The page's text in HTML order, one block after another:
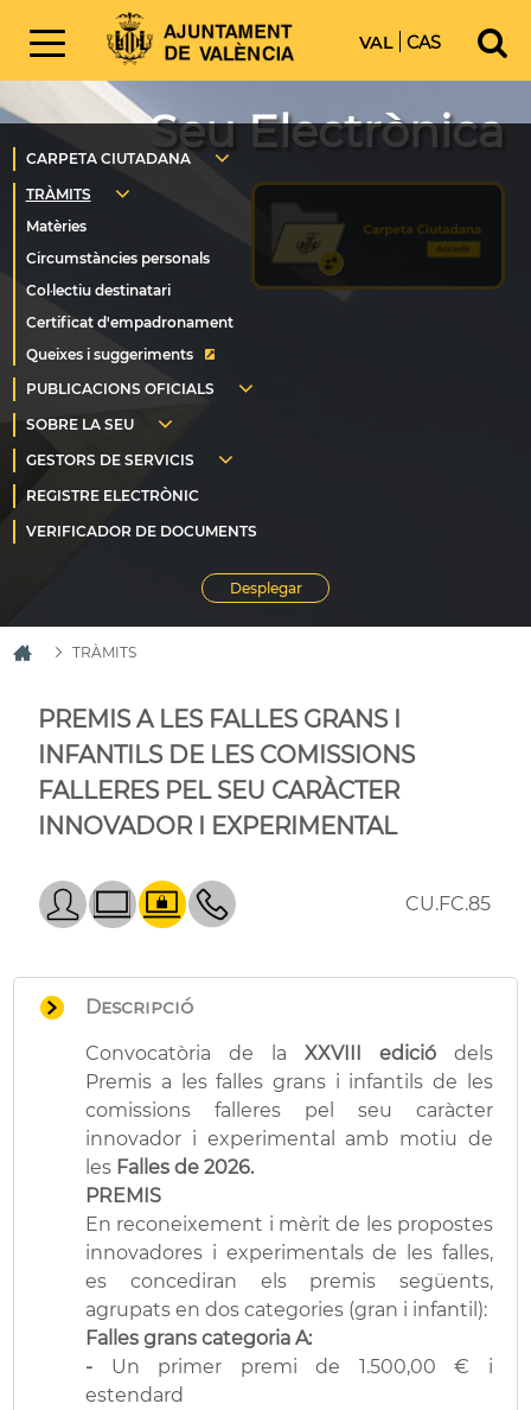
VAL CAS
Seu Electrònica
Queixes i suggeriments
TRÀMITS
PREMIS A LES FALLES GRANS I
INFANTILS DE LES COMISSIONS
FALLERES PEL SEU CARÀCTER
INNOVADOR I EXPERIMENTAL
CU.FC.85
Descripció
Convocatòria de la XXVIII ediciódels
Premis a les falles grans i infantils de les
comissions falleres pel seu caràcter
innovador i experimental amb motiu de
les Falles de 2026.
PREMIS
En reconeixement i mèrit de les propostes
innovadores i experimentals de les falles,
es concediran els premis següents,
agrupats en dos categories (gran i infantil):
Falles grans categoria A:
- Un primer premi de 1.500,00 € i
estendard